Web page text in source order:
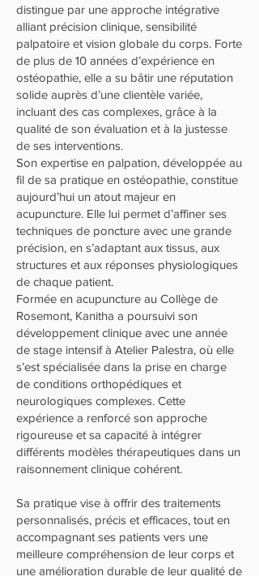
distingue par une approche intégrative
alliant précision clinique, sensibilité
palpatoire et vision globale du corps. Forte
de plus de 10 années d’expérience en
ostéopathie, elle a su bâtir une réputation
solide auprès d’une clientèle variée,
incluant des cas complexes, grâce à la
qualité de son évaluation et à la justesse
de ses interventions.
Son expertise en palpation, développée au
fil de sa pratique en ostéopathie, constitue
aujourd’hui un atout majeur en
acupuncture. Elle lui permet d’affiner ses
techniques de poncture avec une grande
précision, en s’adaptant aux tissus, aux
structures et aux réponses physiologiques
de chaque patient.
Formée en acupuncture au Collège de
Rosemont, Kanitha a poursuivi son
développement clinique avec une année
de stage intensif à Atelier Palestra, où elle
s’est spécialisée dans la prise en charge
de conditions orthopédiques et
neurologiques complexes. Cette
expérience a renforcé son approche
rigoureuse et sa capacité à intégrer
différents modèles thérapeutiques dans un
raisonnement clinique cohérent.
Sa pratique vise à offrir des traitements
personnalisés, précis et efficaces, tout en
accompagnant ses patients vers une
meilleure compréhension de leur corps et
une amélioration durable de leur qualité de